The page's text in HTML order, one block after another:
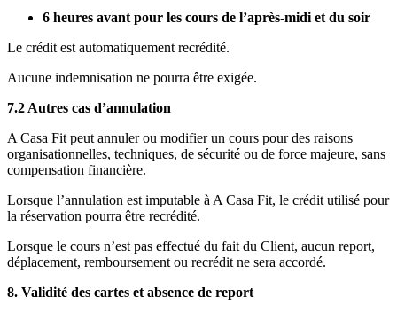
6 heures avant pour les cours de l’après-midi et du soir
Le crédit est automatiquement recrédité.
Aucune indemnisation ne pourra être exigée.
7.2 Autres cas d’annulation
A Casa Fit peut annuler ou modifier un cours pour des raisons
organisationnelles, techniques, de sécurité ou de force majeure, sans
compensation financière.
Lorsque l’annulation est imputable à A Casa Fit, le crédit utilisé pour
la réservation pourra être recrédité.
Lorsque le cours n’est pas effectué du fait du Client, aucun report,
déplacement, remboursement ou recrédit ne sera accordé.
8. Validité des cartes et absence de report